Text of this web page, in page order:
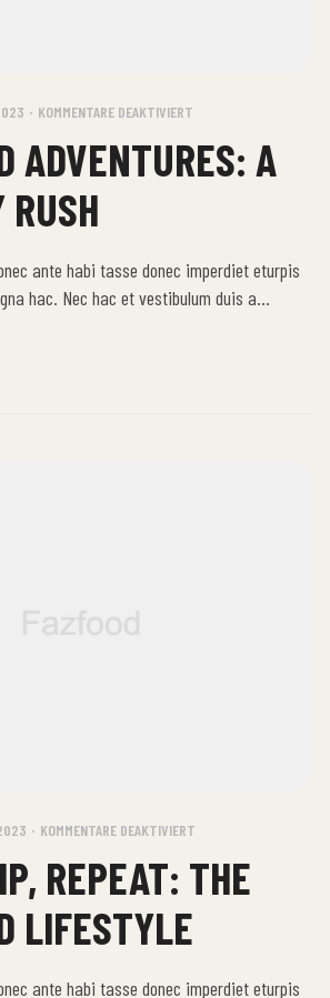
KOMMENTARE DEAKTIVIERT
ADVENTURES: A
RUSH
ante habi tasse donec imperdiet eturpis
hac. Nec hac et vestibulum duis a
euismod adipiscing adipiscing dui gravida
KOMMENTARE DEAKTIVIERT
REPEAT: THE
LIFESTYLE
ante habi tasse donec imperdiet eturpis